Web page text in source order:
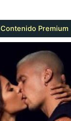
Contenido Premium